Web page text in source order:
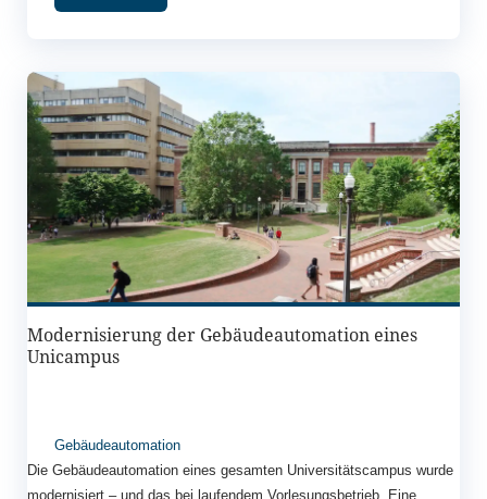
Modernisierung der Gebäudeautomation eines
Unicampus
Gebäudeautomation
Die Gebäudeautomation eines gesamten Universitätscampus wurde
modernisiert – und das bei laufendem Vorlesungsbetrieb. Eine